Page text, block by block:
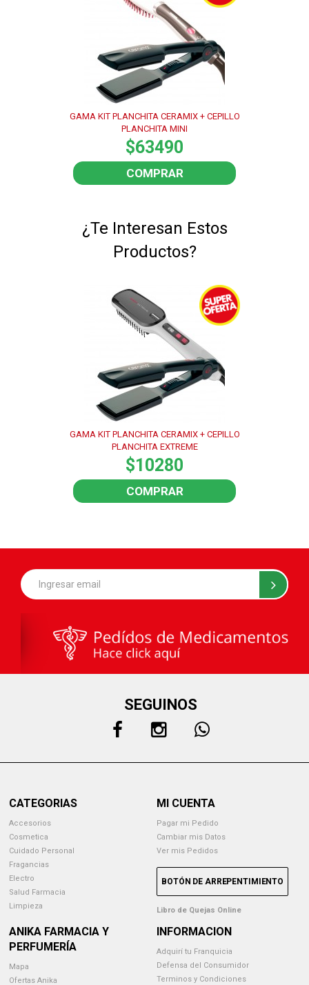
GAMA KIT PLANCHITA CERAMIX + CEPILLO
PLANCHITA MINI
$63490
COMPRAR
¿Te Interesan Estos
Productos?
GAMA KIT PLANCHITA CERAMIX + CEPILLO
PLANCHITA EXTREME
$10280
COMPRAR
SEGUINOS
CATEGORIAS
Accesorios
Cosmetica
Cuidado Personal
Fragancias
Electro
Salud Farmacia
Limpieza
MI CUENTA
Pagar mi Pedido
Cambiar mis Datos
Ver mis Pedidos
BOTÓN DE ARREPENTIMIENTO
Libro de Quejas Online
ANIKA FARMACIA Y
PERFUMERÍA
Mapa
Ofertas Anika
INFORMACION
Adquirí tu Franquicia
Defensa del Consumidor
Terminos y Condiciones